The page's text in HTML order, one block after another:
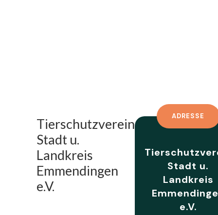
Tierschutzverein
Stadt u.
Landkreis
Emmendingen
e.V.
ADRESSE
Stadt u.
Landkreis
e.V.